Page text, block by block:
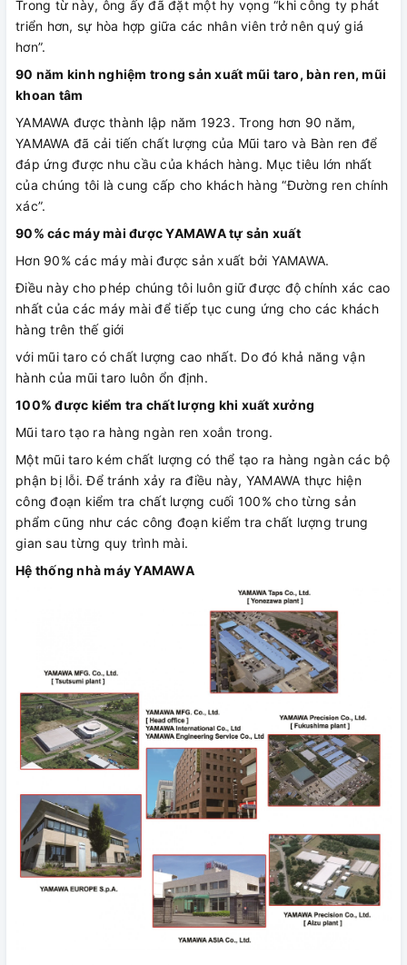
Trong từ này, ông ấy đã đặt một hy vọng “khi công ty phát
triển hơn, sự hòa hợp giữa các nhân viên trở nên quý giá
hơn”.
90 năm kinh nghiệm trong sản xuất mũi taro, bàn ren, mũi
khoan tâm
YAMAWA được thành lập năm 1923. Trong hơn 90 năm,
YAMAWA đã cải tiến chất lượng của Mũi taro và Bàn ren để
đáp ứng được nhu cầu của khách hàng. Mục tiêu lớn nhất
của chúng tôi là cung cấp cho khách hàng “Đường ren chính
xác”.
90% các máy mài được YAMAWA tự sản xuất
Hơn 90% các máy mài được sản xuất bởi YAMAWA.
Điều này cho phép chúng tôi luôn giữ được độ chính xác cao
nhất của các máy mài để tiếp tục cung ứng cho các khách
hàng trên thế giới
với mũi taro có chất lượng cao nhất. Do đó khả năng vận
hành của mũi taro luôn ổn định.
100% được kiểm tra chất lượng khi xuất xưởng
Mũi taro tạo ra hàng ngàn ren xoắn trong.
Một mũi taro kém chất lượng có thể tạo ra hàng ngàn các bộ
phận bị lỗi. Để tránh xảy ra điều này, YAMAWA thực hiện
công đoạn kiểm tra chất lượng cuối 100% cho từng sản
phẩm cũng như các công đoạn kiểm tra chất lượng trung
gian sau từng quy trình mài.
Hệ thống nhà máy YAMAWA